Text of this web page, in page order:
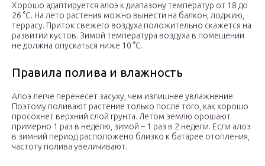
Хорошо адаптируется алоэ к диапазону температур от 18 до
26 °С. На лето растения можно вынести на балкон, лоджию,
террасу. Приток свежего воздуха положительно скажется на
развитии кустов. Зимой температура воздуха в помещении
не должна опускаться ниже 10 °С.
Правила полива и влажность
Алоэ легче перенесет засуху, чем излишнее увлажнение.
Поэтому поливают растение только после того, как хорошо
просохнет верхний слой грунта. Летом землю орошают
примерно 1 раз в неделю, зимой – 1 раз в 2 недели. Если алоэ
в зимний период расположено близко к батарее отопления,
частоту полива увеличивают.